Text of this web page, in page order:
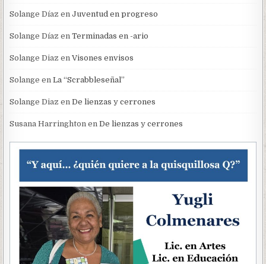
Solange Díaz enJuventud en progreso
Solange Díaz enTerminadas en -ario
Solange Diaz enVisones envisos
Solange enLa “Scrabbleseñal”
Solange Diaz enDe lienzas y cerrones
Susana Harringhton enDe lienzas y cerrones